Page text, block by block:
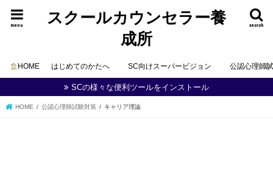
スクールカウンセラー養
成所
search
menu
HOME はじめてのかたへ SC向けスーパービジョン 公認心理師
SCの様々な便利ツールをインストール
HOME 公認心理師試験対策 キャリア理論